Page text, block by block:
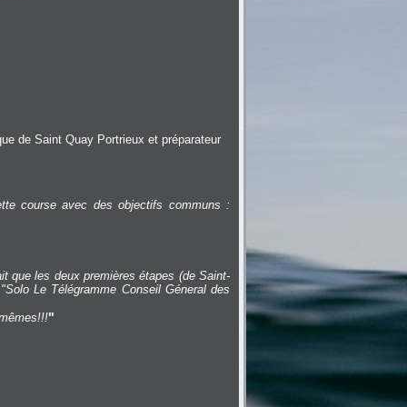
de Saint Quay Portrieux et préparateur
course avec des objectifs communs :
que les deux premières étapes (de Saint-
Le Télégramme Conseil Géneral des
"